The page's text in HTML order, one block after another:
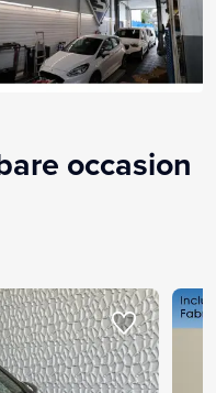
occasion